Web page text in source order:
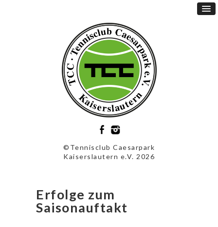
©Tennisclub Caesarpark
Kaiserslautern e.V. 2026
Erfolge zum
Saisonauftakt